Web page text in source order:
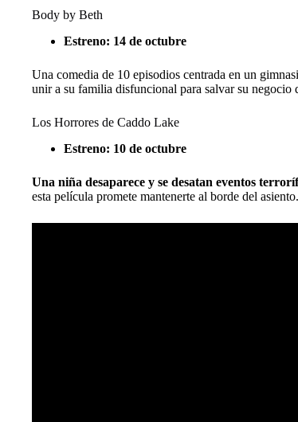
Body by Beth
Estreno: 14 de octubre
Una comedia de 10 episodios centrada en un
unir a su familia disfuncional para salvar su negocio
Los Horrores de Caddo Lake
Estreno: 10 de octubre
Una niña desaparece y se desatan eventos
esta película promete mantenerte al borde del asiento.